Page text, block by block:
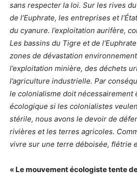
sans respecter la loi. Sur les rives
de l’Euphrate, les entreprises et
du cyanure. l’exploitation aurifère,
Les bassins du Tigre et de
zones de dévastation
l’exploitation minière, des déchets
l’agriculture industrielle. Par
le colonialisme doit nécessairement
écologique si les colonialistes
stérile, nous avons le devoir de
rivières et les terres agricoles.
vivre sur une terre déboisée, flétrie
« Le mouvement écologiste tente